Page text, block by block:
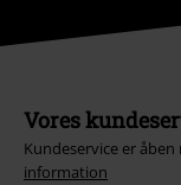
Vores
Kundeservice er åben
information